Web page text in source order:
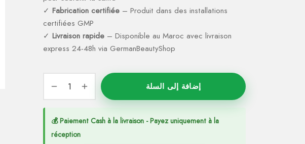
✓ Fabrication certifiée – Produit dans des installations
certifiées GMP
✓ Livraison rapide – Disponible au Maroc avec livraison
express 24-48h via GermanBeautyShop
إضافة إلى السلة
💰 Paiement Cash à la livraison - Payez uniquement à la
réception